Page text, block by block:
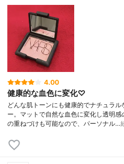
4.00
健康的な血色に変化♡
どんな肌トーンにも健康的でナチュラ
ー。マットで自然な血色に変化し透明
の重ねづけも可能なので、パーソナル…